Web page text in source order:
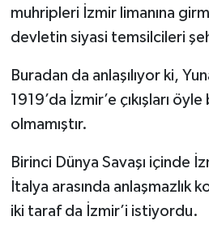
muhripleri İzmir limanına
devletin siyasi temsilcileri
Buradan da anlaşılıyor ki,
1919’da İzmir’e çıkışları
olmamıştır.
Birinci Dünya Savaşı içinde
İtalya arasında anlaşmazlık
iki taraf da İzmir’i istiyordu.